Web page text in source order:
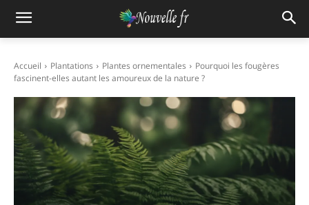
Accueil Plantations Plantes ornementales
Pourquoi les fougères
fascinent-elles autant les amoureux de la nature ?